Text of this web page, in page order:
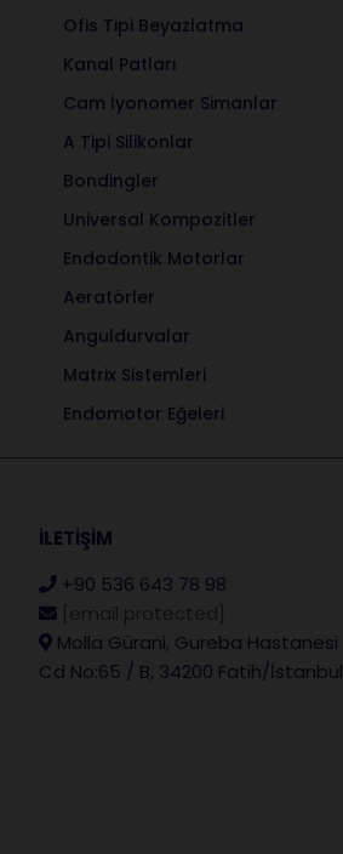
Ofis Tipi Beyazlatma
Kanal Patları
Cam İyonomer Simanlar
A Tipi Silikonlar
Bondingler
Universal Kompozitler
Endodontik Motorlar
Aeratörler
Anguldurvalar
Matrix Sistemleri
Endomotor Eğeleri
İLETİŞİM
+90 536 643 78 98
Molla Gürani, Gureba Hastanesi
Cd No:65 / B, 34200 Fatih/İstanbul